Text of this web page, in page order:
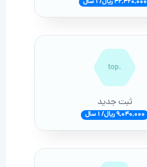
.top
ثبت جدید
9,040,000 ریال/ 1 سال